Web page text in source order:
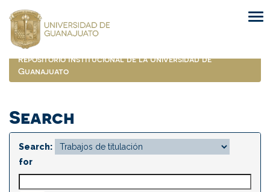
navigation
Repositorio Institucional de la Universidad de
Guanajuato
Search
Search:
for